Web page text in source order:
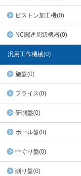
ピストン加工機(0)
NC関連周辺機器(0)
汎用工作機械(0)
施盤(0)
フライス(0)
研削盤(0)
ボール盤(0)
中ぐり盤(0)
削り盤(0)